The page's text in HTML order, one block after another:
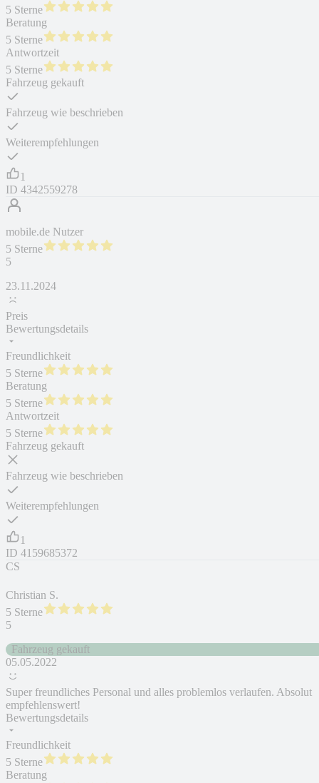
5 Sterne
Beratung
5 Sterne
Antwortzeit
5 Sterne
Fahrzeug gekauft
Fahrzeug wie beschrieben
Weiterempfehlungen
1
ID 4342559278
mobile.de Nutzer
5 Sterne
5
23.11.2024
Preis
Bewertungsdetails
Freundlichkeit
5 Sterne
Beratung
5 Sterne
Antwortzeit
5 Sterne
Fahrzeug gekauft
Fahrzeug wie beschrieben
Weiterempfehlungen
1
ID 4159685372
CS
Christian S.
5 Sterne
5
Fahrzeug gekauft
05.05.2022
Super freundliches Personal und alles problemlos verlaufen. Absolut
empfehlenswert!
Bewertungsdetails
Freundlichkeit
5 Sterne
Beratung